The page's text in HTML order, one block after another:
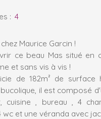
: 4
Maurice Garcin !
ce beau Mas situé en
et sans vis à vis !
de 182m² de surface
il est composé
cuisine , bureau , 4
wc et une véranda avec